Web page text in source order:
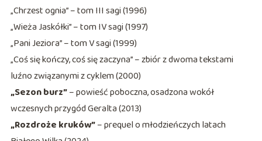
„Chrzest ognia” – tom III sagi (1996)
„Wieża Jaskółki” – tom IV sagi (1997)
„Pani Jeziora” – tom V sagi (1999)
„Coś się kończy, coś się zaczyna” – zbiór z dwoma tekstami
luźno związanymi z cyklem (2000)
„Sezon burz”– powieść poboczna, osadzona wokół
wczesnych przygód Geralta (2013)
„Rozdroże kruków”– prequel o młodzieńczych latach